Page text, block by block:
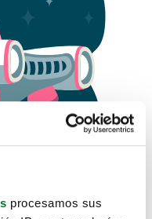
procesamos sus